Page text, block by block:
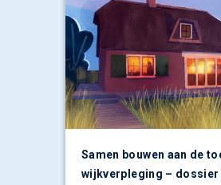
Samen bouwen aan de
wijkverpleging –